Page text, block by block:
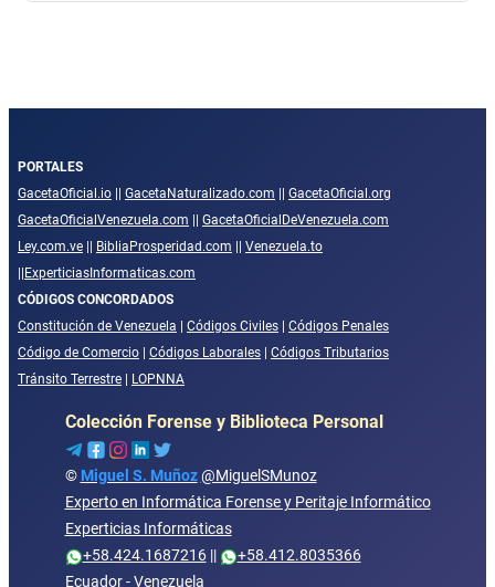
PORTALES
GacetaOficial.io
GacetaNaturalizado.com
GacetaOficial.org
GacetaOficialVenezuela.com
GacetaOficialDeVenezuela.com
Ley.com.ve
BibliaProsperidad.com
Venezuela.to
ExperticiasInformaticas.com
CÓDIGOS CONCORDADOS
Constitución de Venezuela
Códigos Civiles
Códigos Penales
Código de Comercio
Códigos Laborales
Códigos Tributarios
Tránsito Terrestre
LOPNNA
Colección Forense y Biblioteca Personal
© Miguel S. Muñoz @MiguelSMunoz
Experto en Informática Forense y Peritaje Informático
Experticias Informáticas
+58.424.1687216||
+58.412.8035366
Ecuador - Venezuela